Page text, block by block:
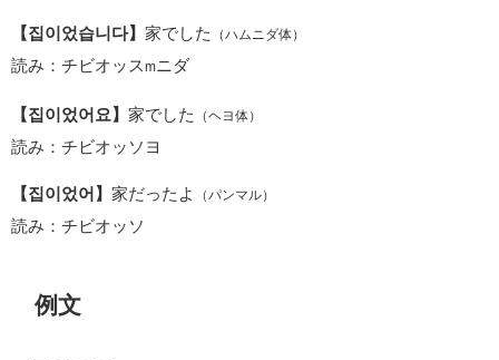
【집이었습니다】 家でした （ハムニダ体）
読み：チビオッスmニダ
【집이었어요】 家でした （ヘヨ体）
読み：チビオッソヨ
【집이었어】 家だったよ （パンマル）
読み：チビオッソ
例文